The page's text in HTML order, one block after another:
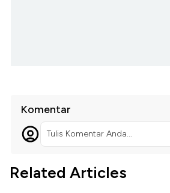
Komentar
Tulis Komentar Anda...
Related Articles